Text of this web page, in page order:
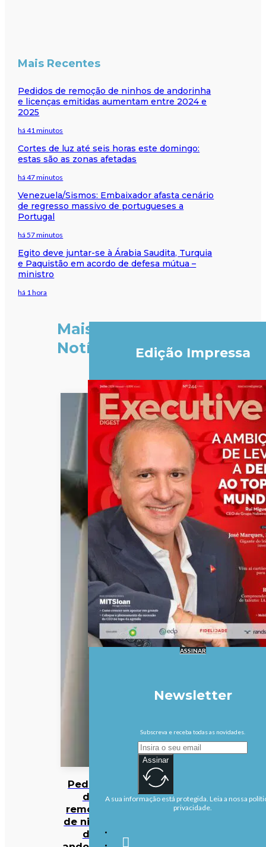
Mais Recentes
Pedidos de remoção de ninhos de andorinha
e licenças emitidas aumentam entre 2024 e
2025
há 41 minutos
Cortes de luz até seis horas este domingo:
estas são as zonas afetadas
há 47 minutos
Venezuela/Sismos: Embaixador afasta cenário
de regresso massivo de portugueses a
Portugal
há 57 minutos
Egito deve juntar-se à Árabia Saudita, Turquia
e Paquistão em acordo de defesa mútua –
ministro
há 1 hora
Mais
Notícias
Pedidos
de
remoção
de ninhos
de
Edição Impressa
ASSINAR
Newsletter
Subscreva e receba todas as novidades.
Assinar
A sua informação está protegida. Leia a nossa
privacidade.